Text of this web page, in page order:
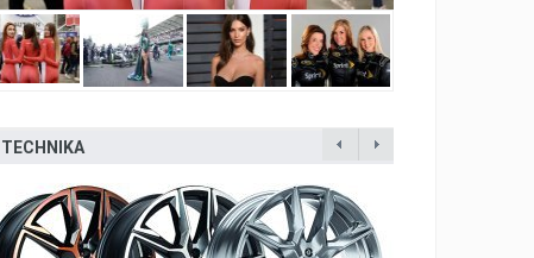
TECHNIKA